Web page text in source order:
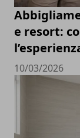
e resort:
10/03/2026